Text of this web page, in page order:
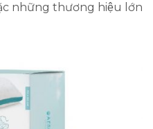
những thương hiệu lớn